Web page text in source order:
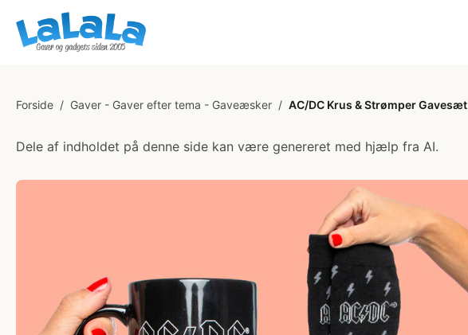
Forside / Gaver - Gaver efter tema - Gaveæsker / AC/DC Krus & Strømper Gavesæt
Dele af indholdet på denne side kan være genereret med hjælp fra AI.